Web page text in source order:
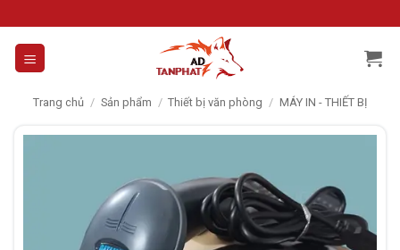
to
content
Trang chủ / Sản phẩm / Thiết bị văn phòng / MÁY IN - THIẾT BỊ